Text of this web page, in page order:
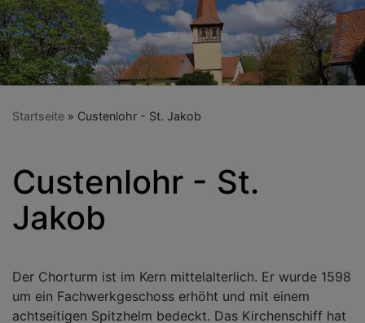
Startseite Custenlohr - St. Jakob
Custenlohr - St.
Jakob
Der Chorturm ist im Kern mittelalterlich. Er wurde 1598
um ein Fachwerkgeschoss erhöht und mit einem
achtseitigen Spitzhelm bedeckt. Das Kirchenschiff hat